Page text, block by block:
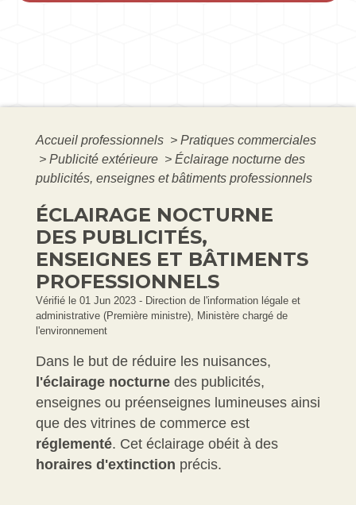
Accueil professionnels > Pratiques commerciales
> Publicité extérieure > Éclairage nocturne des
publicités, enseignes et bâtiments professionnels
ÉCLAIRAGE NOCTURNE
DES PUBLICITÉS,
ENSEIGNES ET BÂTIMENTS
PROFESSIONNELS
Vérifié le 01 Jun 2023 - Direction de l'information légale et
administrative (Première ministre), Ministère chargé de
l'environnement
Dans le but de réduire les nuisances,
l'éclairage nocturne des publicités,
enseignes ou préenseignes lumineuses ainsi
que des vitrines de commerce est
réglementé. Cet éclairage obéit à des
horaires d'extinction précis.